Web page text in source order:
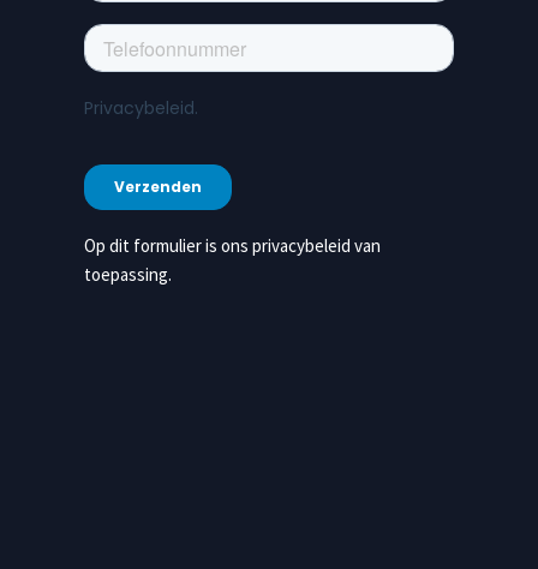
Op dit formulier is ons privacybeleid van
toepassing.